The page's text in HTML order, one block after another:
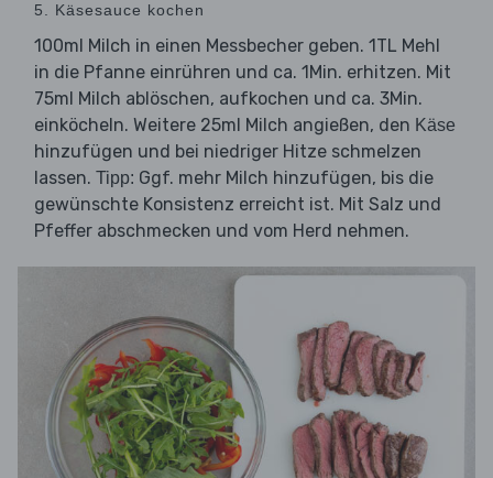
5. Käsesauce kochen
100ml Milch in einen Messbecher geben. 1TL Mehl
in die Pfanne einrühren und ca. 1Min. erhitzen. Mit
75ml Milch ablöschen, aufkochen und ca. 3Min.
einköcheln. Weitere 25ml Milch angießen, den Käse
hinzufügen und bei niedriger Hitze schmelzen
lassen. Tipp: Ggf. mehr Milch hinzufügen, bis die
gewünschte Konsistenz erreicht ist. Mit Salz und
Pfeffer abschmecken und vom Herd nehmen.